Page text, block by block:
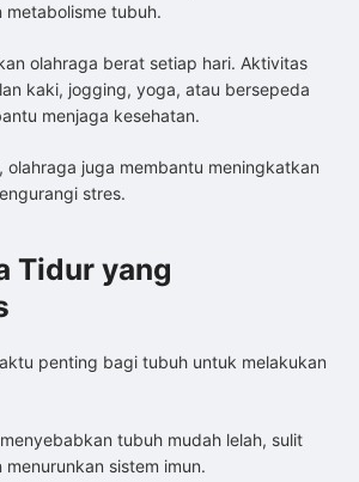
tubuh.
olahraga berat setiap hari. Aktivitas
kaki, jogging, yoga, atau bersepeda
menjaga kesehatan.
olahraga juga membantu meningkatkan
stres.
Tidur yang
penting bagi tubuh untuk melakukan
tubuh mudah lelah, sulit
sistem imun.